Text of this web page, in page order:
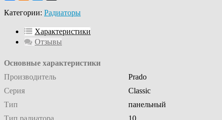
Категории: Радиаторы
Характеристики
Отзывы
Основные характеристики
Производитель
Prado
Серия
Classic
Тип
панельный